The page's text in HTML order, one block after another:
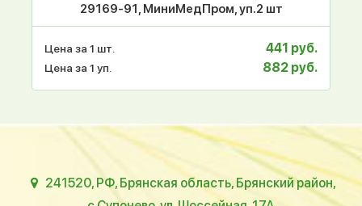
29169-91, МиниМедПром, уп.2 шт
Цена за 1 шт. 441 руб.
Цена за 1 уп. 882 руб.
241520, РФ, Брянская область, Брянский район,